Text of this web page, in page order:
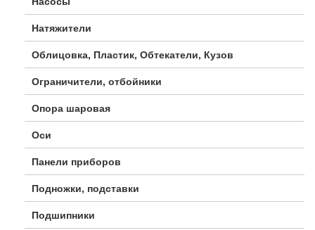
Натяжители
Облицовка, Пластик, Обтекатели, Кузов
Ограничители, отбойники
Опора шаровая
Оси
Панели приборов
Подножки, подставки
Подшипники